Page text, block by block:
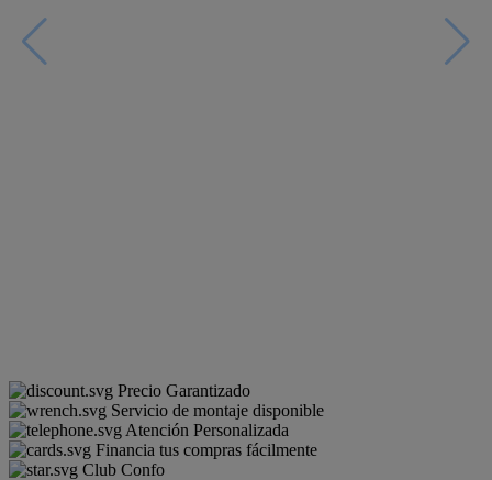
Precio Garantizado
Servicio de montaje disponible
Atención Personalizada
Financia tus compras fácilmente
Club Confo